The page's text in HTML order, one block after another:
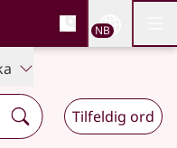
og
NB
Tilfeldig ord